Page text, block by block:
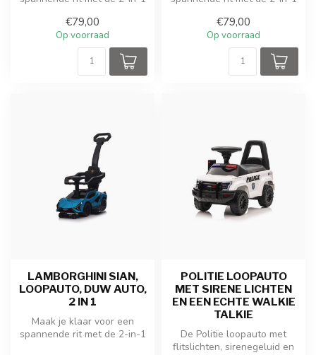
Lo...
€79,00
Op voorraad
Lo...
€79,00
Op voorraad
LAMBORGHINI SIAN,
LOOPAUTO, DUW AUTO,
2 IN 1
Maak je klaar voor een
spannende rit met de 2-in-1
POLITIE LOOPAUTO
MET SIRENE LICHTEN
EN EEN ECHTE WALKIE
TALKIE
De Politie loopauto met
flitslichten, sirenegeluid en